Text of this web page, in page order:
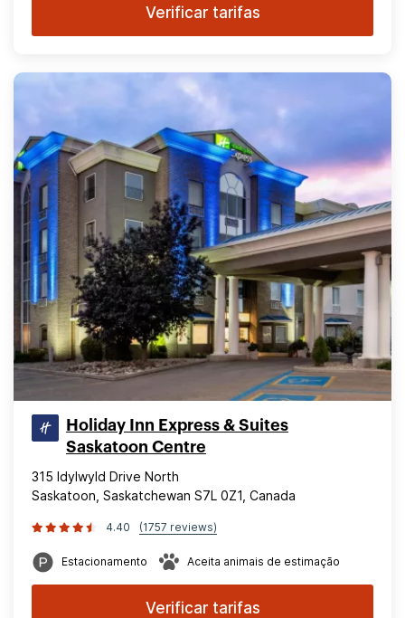
Verificar tarifas
Holiday Inn Express & Suites
Saskatoon Centre
315 Idylwyld Drive North
Saskatoon, Saskatchewan S7L 0Z1, Canada
4.40 (1757 reviews)
Estacionamento Aceita animais de estimação
Verificar tarifas